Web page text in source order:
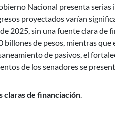
Nacional presenta serias
proyectados varían
2025, sin una fuente clara de
billones de pesos, mientras
de pasivos, el
de los senadores se
claras de financiación.